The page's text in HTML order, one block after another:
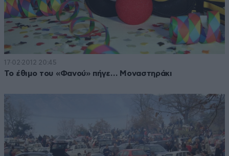
17·02·2012 20:45
Το έθιμο του «Φανού» πήγε… Μοναστηράκι